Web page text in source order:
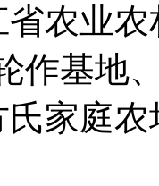
农业
作基地
家庭